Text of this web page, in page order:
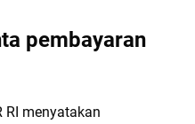
pembayaran
RI menyatakan